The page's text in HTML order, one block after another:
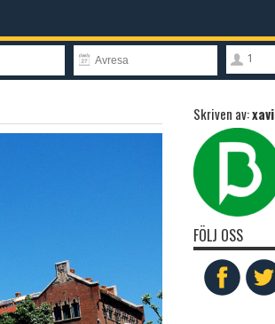
1
Skriven av:xavi
FÖLJ OSS